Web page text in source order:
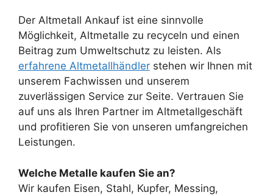
Der Altmetall Ankauf ist eine sinnvolle
Möglichkeit, Altmetalle zu recyceln und einen
Beitrag zum Umweltschutz zu leisten. Als
erfahrene Altmetallhändler stehen wir Ihnen mit
unserem Fachwissen und unserem
zuverlässigen Service zur Seite. Vertrauen Sie
auf uns als Ihren Partner im Altmetallgeschäft
und profitieren Sie von unseren umfangreichen
Leistungen.
Welche Metalle kaufen Sie an?
Wir kaufen Eisen, Stahl, Kupfer, Messing,